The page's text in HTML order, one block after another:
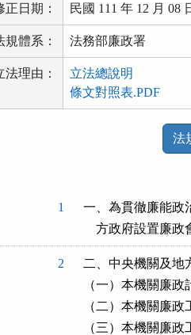
正日期： 民國 111 年 12 月 08
規體系： 法務部廉政署
法理由：
立法總說明
條文對照表.PDF
法
1
一、為貫徹廉能政
方政府設置廉
2
二、中央機關及地
（一）本機關廉政
（二）本機關廉政
（三）本機關廉政